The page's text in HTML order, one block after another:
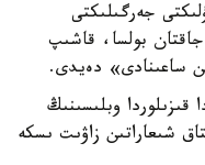
جەرگىلىكتى
بولسا، قاشىپ
ساعىنادى» دەيدى.
قىزىلوردا وبلىسىنىڭ
شىعاراتىن زاۋىت ىسكە